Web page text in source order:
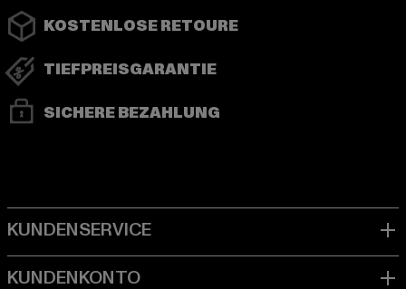
KOSTENLOSE RETOURE
TIEFPREISGARANTIE
SICHERE BEZAHLUNG